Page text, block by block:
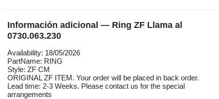
Información adicional — Ring ZF Llama al
0730.063.230
Availability: 18/05/2026
PartName: RING
Style: ZF CM
ORIGINAL ZF ITEM. Your order will be placed in back order.
Lead time: 2-3 Weeks. Please contact us for the special
arrangements